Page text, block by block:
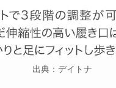
出典：デイトナ